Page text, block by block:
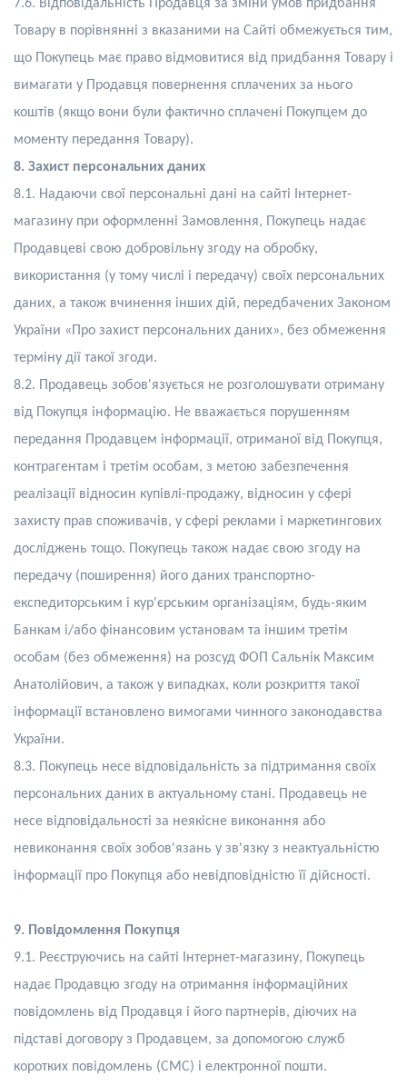
7.6. Відповідальність Продавця за зміни умов придбання
Товару в порівнянні з вказаними на Сайті обмежується тим,
що Покупець має право відмовитися від придбання Товару і
вимагати у Продавця повернення сплачених за нього
коштів (якщо вони були фактично сплачені Покупцем до
моменту передання Товару).
8. Захист персональних даних
8.1. Надаючи свої персональні дані на сайті Інтернет-
магазину при оформленні Замовлення, Покупець надає
Продавцеві свою добровільну згоду на обробку,
використання (у тому числі і передачу) своїх персональних
даних, а також вчинення інших дій, передбачених Законом
України «Про захист персональних даних», без обмеження
терміну дії такої згоди.
8.2. Продавець зобов'язується не розголошувати отриману
від Покупця інформацію. Не вважається порушенням
передання Продавцем інформації, отриманої від Покупця,
контрагентам і третім особам, з метою забезпечення
реалізації відносин купівлі-продажу, відносин у сфері
захисту прав споживачів, у сфері реклами і маркетингових
досліджень тощо. Покупець також надає свою згоду на
передачу (поширення) його даних транспортно-
експедиторським і кур'єрським організаціям, будь-яким
Банкам і/або фінансовим установам та іншим третім
особам (без обмеження) на розсуд ФОП Сальнік Максим
Анатолійович, а також у випадках, коли розкриття такої
інформації встановлено вимогами чинного законодавства
України.
8.3. Покупець несе відповідальність за підтримання своїх
персональних даних в актуальному стані. Продавець не
несе відповідальності за неякісне виконання або
невиконання своїх зобов'язань у зв'язку з неактуальністю
інформації про Покупця або невідповідністю її дійсності.
9. Повідомлення Покупця
9.1. Реєструючись на сайті Інтернет-магазину, Покупець
надає Продавцю згоду на отримання інформаційних
повідомлень від Продавця і його партнерів, діючих на
підставі договору з Продавцем, за допомогою служб
коротких повідомлень (СМС) і електронної пошти.